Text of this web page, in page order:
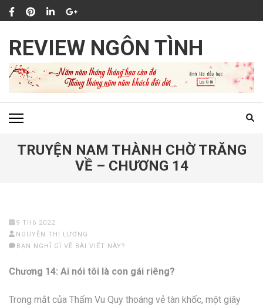
qua
nội
dung
(ấn
Enter)
REVIEW NGÔN TÌNH
TRUYỆN NAM THÀNH CHỜ TRĂNG
VỀ – CHƯƠNG 14
9 TH6 2022
NGUYỄN THỊ LƯƠNG
BẠN NGHĨ GÌ VỀ BÀI VIẾT NÀY?
Chương 14: Ai nói tôi là con gái riêng?
Trong mắt của Thẩm Vu Quy thoáng vẻ tàn khốc, một giây